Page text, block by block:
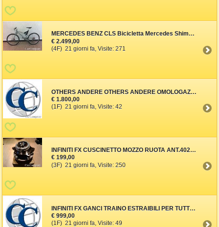
MERCEDES BENZ CLS Bicicletta Mercedes Shimano Nexave Stx Rc Mega
€ 2.499,00
(4F) 21 giorni fa, Visite: 271
OTHERS ANDERE OTHERS ANDERE OMOLOGAZIONE AUTO USA IMMATRICOLAZIO
€ 1.800,00
(1F) 21 giorni fa, Visite: 42
INFINITI FX CUSCINETTO MOZZO RUOTA ANT.40202 EJ70B 40202 4GE0A (
€ 199,00
(3F) 21 giorni fa, Visite: 250
INFINITI FX GANCI TRAINO ESTRAIBILI PER TUTTE LE VETTURE USA (ri
€ 999,00
(1F) 21 giorni fa, Visite: 49